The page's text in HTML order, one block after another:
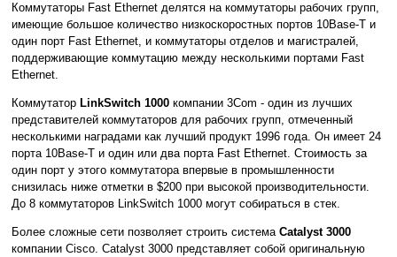
Коммутаторы Fast Ethernet делятся на коммутаторы рабочих групп,
имеющие большое количество низкоскоростных портов 10Base-T и
один порт Fast Ethernet, и коммутаторы отделов и магистралей,
поддерживающие коммутацию между несколькими портами Fast
Ethernet.
Коммутатор LinkSwitch 1000 компании 3Com - один из лучших
представителей коммутаторов для рабочих групп, отмеченный
несколькими наградами как лучший продукт 1996 года. Он имеет 24
порта 10Base-T и один или два порта Fast Ethernet. Стоимость за
один порт у этого коммутатора впервые в промышленности
снизилась ниже отметки в $200 при высокой производительности.
До 8 коммутаторов LinkSwitch 1000 могут собираться в стек.
Более сложные сети позволяет строить система Catalyst 3000
компании Cisco. Catalyst 3000 представляет собой оригинальную